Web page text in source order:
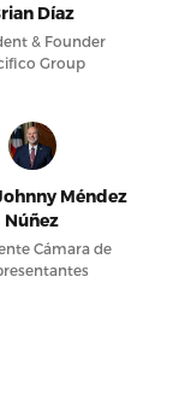
Díaz
& Founder
Group
Méndez
Núñez
Cámara de